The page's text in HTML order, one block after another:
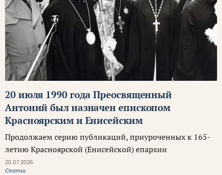
20 июля 1990 года Преосвященный
Антоний был назначен епископом
Красноярским и Енисейским
Продолжаем серию публикаций, приуроченных к 165-
летию Красноярской (Енисейской) епархии
20.07.2026
Статьи